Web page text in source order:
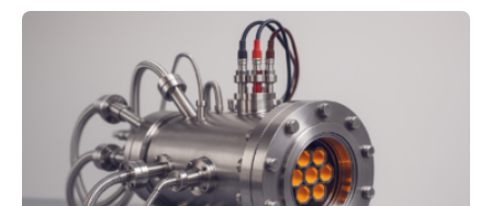
einem „Anschlussstau“. Die Stiftung
Umweltenergierecht hat den Rechtsrahmen in einem
neuen Bericht für die Praxis eingeordnet – inklusive der
Rolle von flexiblen Netzanschlussvereinbarungen. Der
Netzanschluss von Erneuerbare-Energien-Anlagen
(EE-Anlagen) ist entscheidend für die Energiewende.
Denn ohne Anschluss an das Netz kann kein Strom